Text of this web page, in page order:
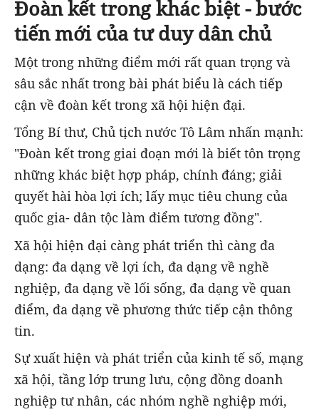
Đoàn kết trong khác biệt - bước
tiến mới của tư duy dân chủ
Một trong những điểm mới rất quan trọng và
sâu sắc nhất trong bài phát biểu là cách tiếp
cận về đoàn kết trong xã hội hiện đại.
Tổng Bí thư, Chủ tịch nước Tô Lâm nhấn mạnh:
"Đoàn kết trong giai đoạn mới là biết tôn trọng
những khác biệt hợp pháp, chính đáng; giải
quyết hài hòa lợi ích; lấy mục tiêu chung của
quốc gia- dân tộc làm điểm tương đồng".
Xã hội hiện đại càng phát triển thì càng đa
dạng: đa dạng về lợi ích, đa dạng về nghề
nghiệp, đa dạng về lối sống, đa dạng về quan
điểm, đa dạng về phương thức tiếp cận thông
tin.
Sự xuất hiện và phát triển của kinh tế số, mạng
xã hội, tầng lớp trung lưu, cộng đồng doanh
nghiệp tư nhân, các nhóm nghề nghiệp mới,